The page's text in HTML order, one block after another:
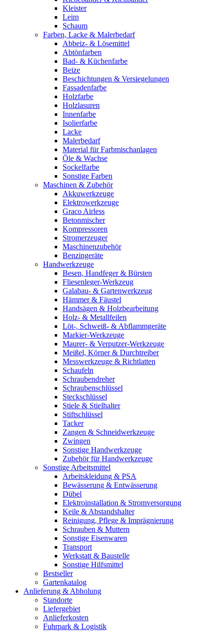
Kleister
Leim
Schaum
Farben, Lacke & Malerbedarf
Abbeiz- & Lösemittel
Abtönfarben
Bad- & Küchenfarbe
Beize
Beschichtungen & Versiegelungen
Fassadenfarbe
Holzfarbe
Holzlasuren
Innenfarbe
Isolierfarbe
Lacke
Malerbedarf
Material für Farbmischanlagen
Öle & Wachse
Sockelfarbe
Sonstige Farben
Maschinen & Zubehör
Akkuwerkzeuge
Elektrowerkzeuge
Graco Airless
Betonmischer
Kompressoren
Stromerzeuger
Maschinenzubehör
Benzingeräte
Handwerkzeuge
Besen, Handfeger & Bürsten
Fliesenleger-Werkzeug
Galabau- & Gartenwerkzeug
Hämmer & Fäustel
Handsägen & Holzbearbeitung
Holz- & Metallfeilen
Löt-, Schweiß- & Abflammgeräte
Markier-Werkzeuge
Maurer- & Verputzer-Werkzeuge
Meißel, Körner & Durchtreiber
Messwerkzeuge & Richtlatten
Schaufeln
Schraubendreher
Schraubenschlüssel
Steckschlüssel
Stiele & Stielhalter
Stiftschlüssel
Tacker
Zangen & Schneidwerkzeuge
Zwingen
Sonstige Handwerkzeuge
Zubehör für Handwerkzeuge
Sonstige Arbeitsmittel
Arbeitskleidung & PSA
Bewässerung & Entwässerung
Dübel
Elektroinstallation & Stromversorgung
Keile & Abstandshalter
Reinigung, Pflege & Imprägnierung
Schrauben & Muttern
Sonstige Eisenwaren
Transport
Werkstatt & Baustelle
Sonstige Hilfsmittel
Bestseller
Gartenkatalog
Anlieferung & Abholung
Standorte
Liefergebiet
Anlieferkosten
Fuhrpark & Logistik